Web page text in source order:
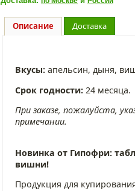
Описание Доставка
Вкусы:апельсин, дыня,
Срок годности:24 месяца.
При заказе, пожалуйста,
примечании.
Новинка от Гипофри:
вишни!
Продукция для